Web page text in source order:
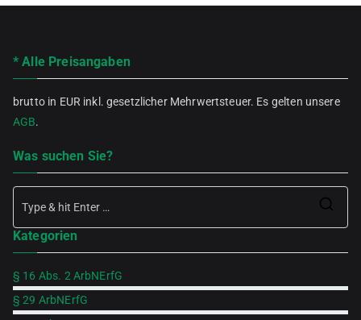
* Alle Preisangaben
brutto in EUR inkl. gesetzlicher Mehrwertsteuer. Es gelten unsere
AGB.
Was suchen Sie?
Kategorien
§ 16 Abs. 2 ArbNErfG
§ 29 ArbNErfG